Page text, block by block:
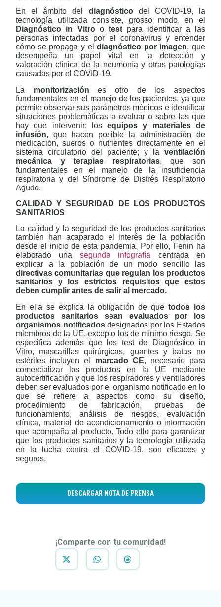
En el ámbito del diagnóstico del COVID-19, la
tecnología utilizada consiste, grosso modo, en el
Diagnóstico in Vitrootest para identificar a las
personas infectadas por el coronavirus y entender
cómo se propaga y eldiagnóstico por imagen, que
desempeña un papel vital en la detección y
valoración clínica de la neumonía y otras patologías
causadas por el COVID-19.
La monitorización es otro de los aspectos
fundamentales en el manejo de los pacientes, ya que
permite observar sus parámetros médicos e identificar
situaciones problemáticas a evaluar o sobre las que
hay que intervenir; losequipos y materiales de
infusión, que hacen posible la administración de
medicación, sueros o nutrientes directamente en el
sistema circulatorio del paciente; y la ventilación
mecánica y terapias respiratorias, que son
fundamentales en el manejo de la insuficiencia
respiratoria y del Síndrome de Distrés Respiratorio
Agudo.
CALIDAD Y SEGURIDAD DE LOS PRODUCTOS
SANITARIOS
La calidad y la seguridad de los productos sanitarios
también han acaparado el interés de la población
desde el inicio de esta pandemia. Por ello, Fenin ha
elaborado una segunda infografía centrada en
explicar a la población de un modo sencillo las
directivas comunitarias que regulan los productos
sanitarios y los estrictos requisitos que estos
deben cumplir antes de salir al mercado.
En ella se explica la obligación de quetodos los
productos sanitarios sean evaluados por los
organismos notificadosdesignados por los Estados
miembros de la UE, excepto los de mínimo riesgo. Se
especifica además que los test de Diagnóstico in
Vitro, mascarillas quirúrgicas, guantes y batas no
estériles incluyen el marcado CE, necesario para
comercializar los productos en la UE mediante
autocertificación y que los respiradores y ventiladores
deben ser evaluados por el organismo notificado en lo
que se refiere a aspectos como su diseño,
procedimiento de fabricación, pruebas de
funcionamiento, análisis de riesgos, evaluación
clínica, material de acondicionamiento o información
que acompaña al producto. Todo ello para garantizar
que los productos sanitarios y la tecnología utilizada
en la lucha contra el COVID-19, son eficaces y
seguros.
DESCARGAR NOTA DE PRENSA
¡Comparte con tu comunidad!